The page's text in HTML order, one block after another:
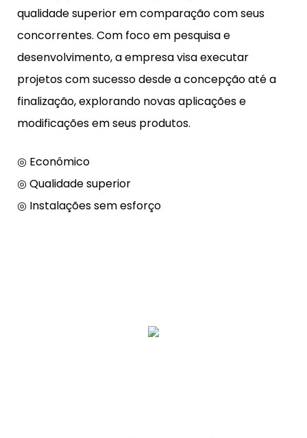
qualidade superior em comparação com seus
concorrentes. Com foco em pesquisa e
desenvolvimento, a empresa visa executar
projetos com sucesso desde a concepção até a
finalização, explorando novas aplicações e
modificações em seus produtos.
◎ Econômico
◎ Qualidade superior
◎ Instalações sem esforço